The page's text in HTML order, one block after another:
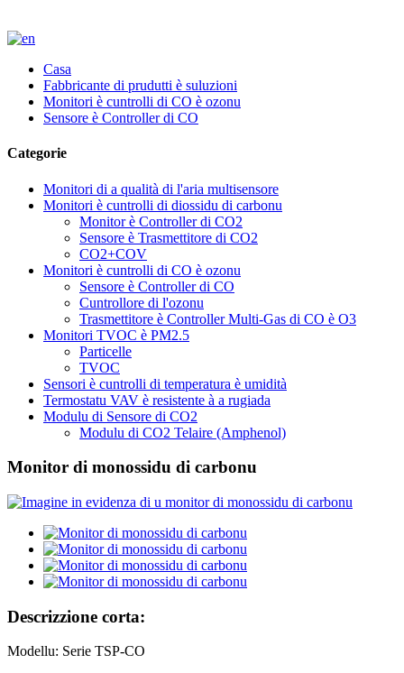
Casa
Fabbricante di prudutti è suluzioni
Monitori è cuntrolli di CO è ozonu
Sensore è Controller di CO
Categorie
Monitori di a qualità di l'aria multisensore
Monitori è cuntrolli di diossidu di carbonu
Monitor è Controller di CO2
Sensore è Trasmettitore di CO2
CO2+COV
Monitori è cuntrolli di CO è ozonu
Sensore è Controller di CO
Cuntrollore di l'ozonu
Trasmettitore è Controller Multi-Gas di CO è O3
Monitori TVOC è PM2.5
Particelle
TVOC
Sensori è cuntrolli di temperatura è umidità
Termostatu VAV è resistente à a rugiada
Modulu di Sensore di CO2
Modulu di CO2 Telaire (Amphenol)
Monitor di monossidu di carbonu
Descrizzione corta:
Modellu: Serie TSP-CO